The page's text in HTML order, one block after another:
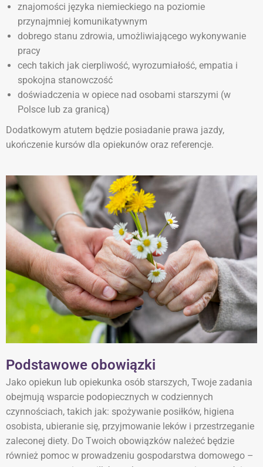
znajomości języka niemieckiego na poziomie
przynajmniej komunikatywnym
dobrego stanu zdrowia, umożliwiającego wykonywanie
pracy
cech takich jak cierpliwość, wyrozumiałość, empatia i
spokojna stanowczość
doświadczenia w opiece nad osobami starszymi (w
Polsce lub za granicą)
Dodatkowym atutem będzie posiadanie prawa jazdy,
ukończenie kursów dla opiekunów oraz referencje.
Podstawowe obowiązki​
Jako opiekun lub opiekunka osób starszych, Twoje zadania
obejmują wsparcie podopiecznych w codziennych
czynnościach, takich jak: spożywanie posiłków, higiena
osobista, ubieranie się, przyjmowanie leków i przestrzeganie
zaleconej diety. Do Twoich obowiązków należeć będzie
również pomoc w prowadzeniu gospodarstwa domowego –